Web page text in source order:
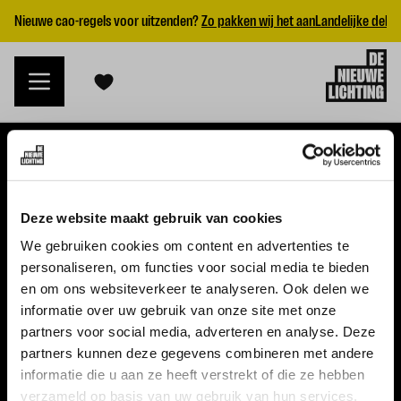
Deze website maakt gebruik van cookies
We gebruiken cookies om content en advertenties te
personaliseren, om functies voor social media te bieden
en om ons websiteverkeer te analyseren. Ook delen we
informatie over uw gebruik van onze site met onze
partners voor social media, adverteren en analyse. Deze
partners kunnen deze gegevens combineren met andere
informatie die u aan ze heeft verstrekt of die ze hebben
verzameld op basis van uw gebruik van hun services.
Nieuwe cao-regels voor uitzenden?Zo pakken wij het aanLandelijke
WERKGEVERS
Nieuwe cao uitzenden 2026
Vraag een offerte aan
VACATURES
Alle vacatures
Topvacatures